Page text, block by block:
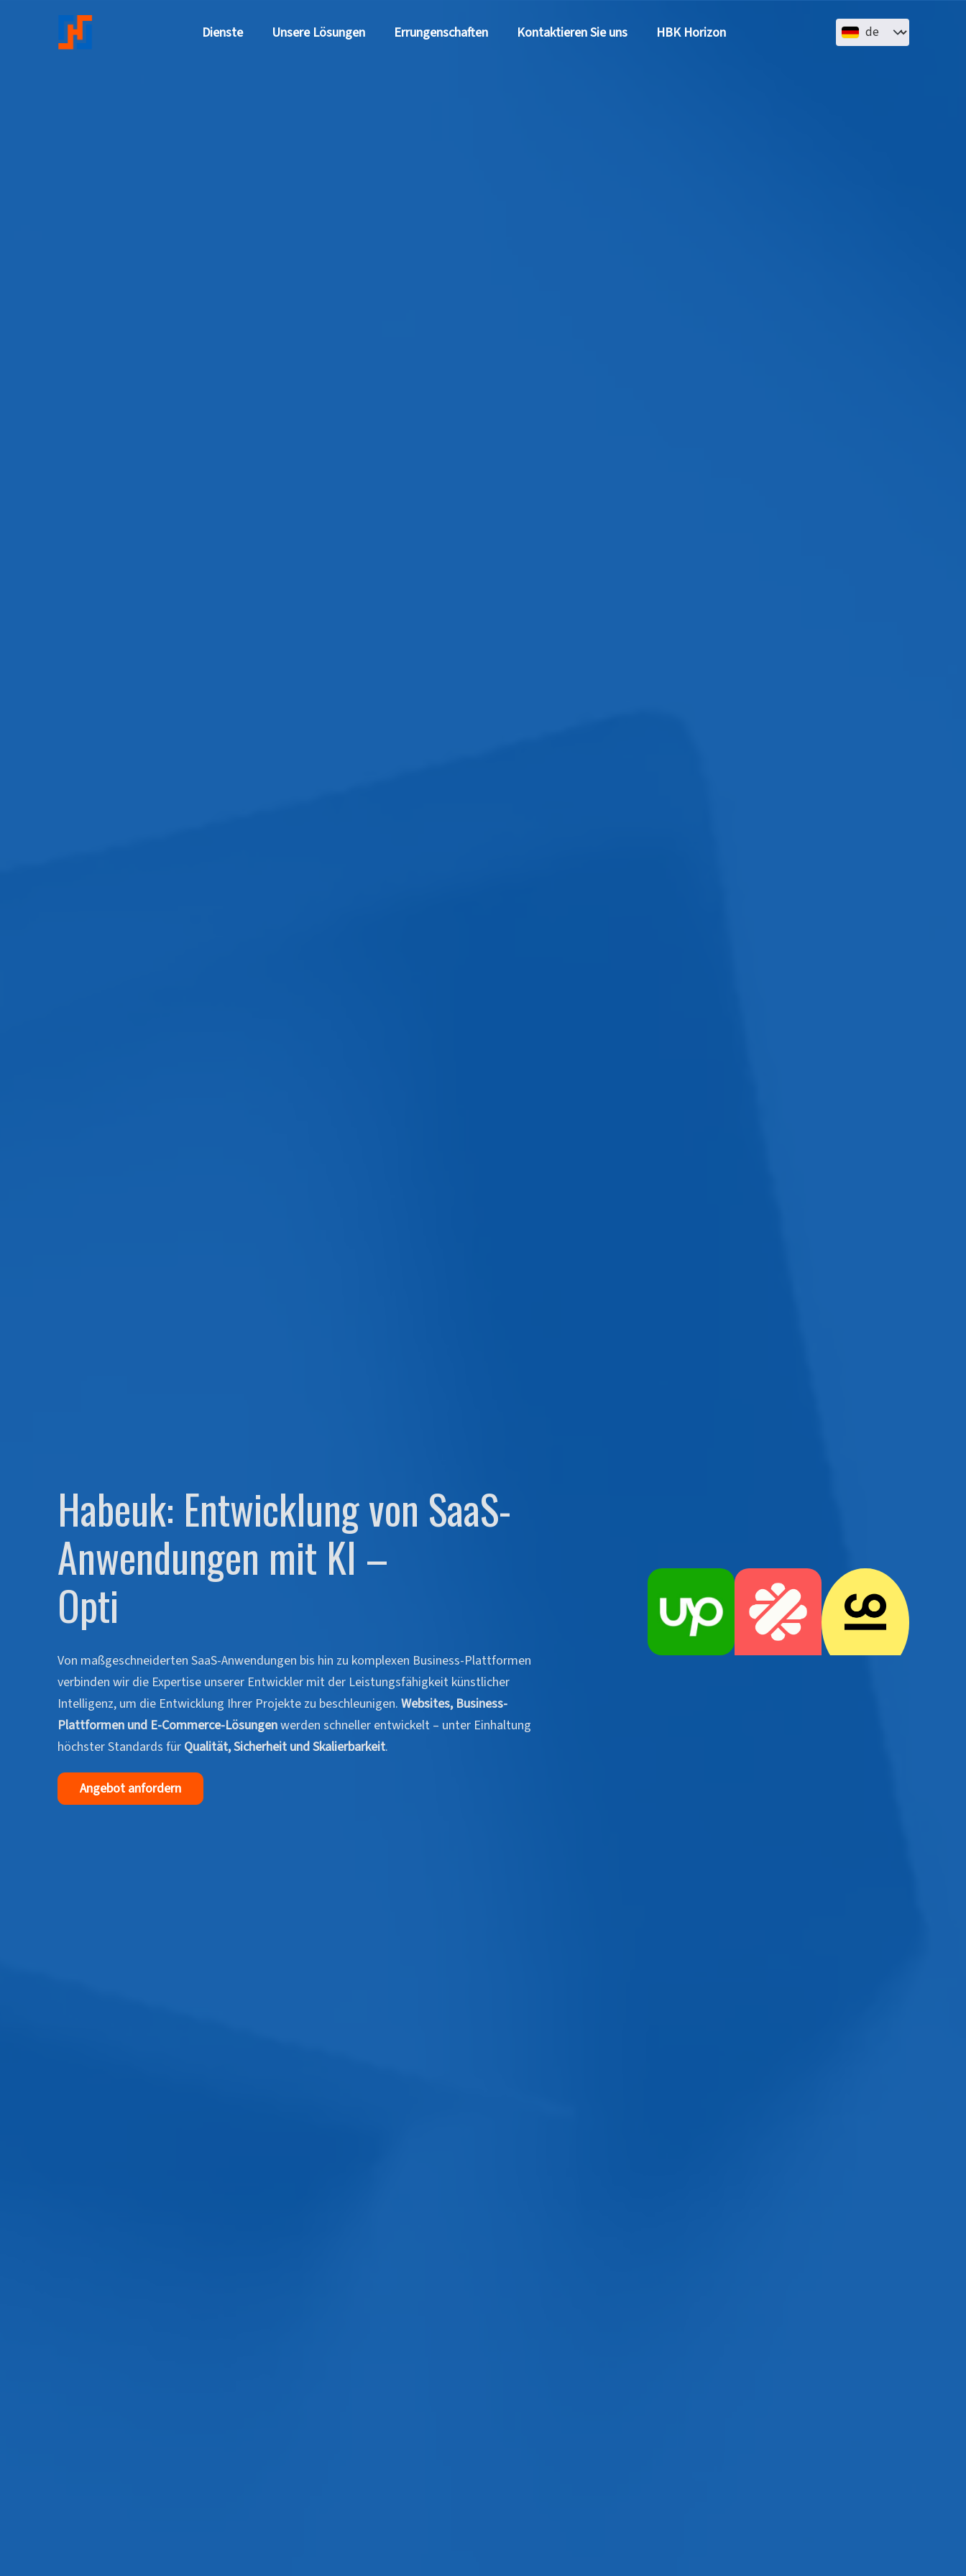
Dienste
Unsere Lösungen Errungenschaften Kontaktieren Sie uns HBK Horizon Select your language
Habeuk: Entwicklung von SaaS-
Anwendungen mit KI –
Optimieren
Von maßgeschneiderten SaaS-Anwendungen bis hin zu komplexen Business-Plattformen
verbinden wir die Expertise unserer Entwickler mit der Leistungsfähigkeit künstlicher
Intelligenz, um die Entwicklung Ihrer Projekte zu beschleunigen. Websites, Business-
Plattformen und E-Commerce-Lösungenwerden schneller entwickelt – unter Einhaltung
höchster Standards für Qualität, Sicherheit und Skalierbarkeit.
Angebot anfordern